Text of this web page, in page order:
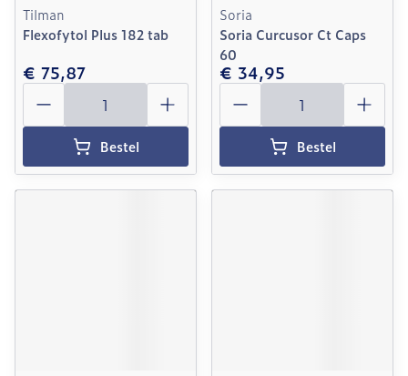
Tilman
Flexofytol Plus 182 tab
€ 75,87
Aantal
Bestel
Soria
Soria Curcusor Ct Caps
60
€ 34,95
Aantal
Bestel